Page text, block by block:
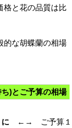
格と花の品質は比
的な胡蝶蘭の相場
)とご予算の相場
←→ ご予算１